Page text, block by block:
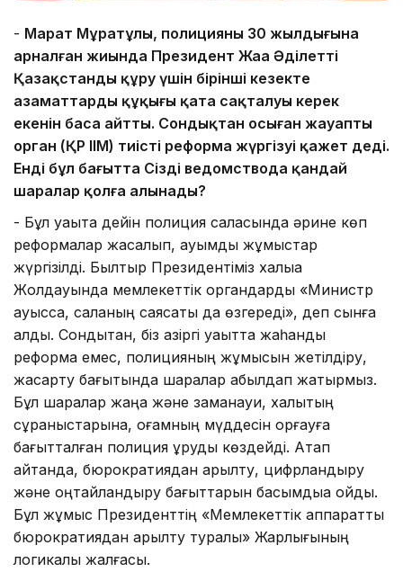
- Марат Мұратұлы, полицияның 30 жылдығына
арналған жиында Президент Жаңа Әділетті
Қазақстанды құру үшін бірінші кезекте
азаматтардың құқығы қатаң сақталуы керек
екенін баса айтты. Сондықтан осыған жауапты
орган (ҚР ІІМ) тиісті реформа жүргізуі қажет деді.
Енді бұл бағытта Сіздің ведомствода қандай
шаралар қолға алынады?
- Бұл уақытқа дейін полиция саласында әрине көп
реформалар жасалып, ауқымды жұмыстар
жүргізілді. Былтыр Президентіміз халыққа
Жолдауында мемлекеттік органдарды «Министр
ауысса, саланың саясаты да өзгереді», деп сынға
алды. Сондықтан, біз қазіргі уақытта жаһанды
реформа емес, полицияның жұмысын жетілдіру,
жақсарту бағытында шаралар қабылдап жатырмыз.
Бұл шаралар жаңа және заманауи, халықтың
сұраныстарына, қоғамның мүддесін қорғауға
бағытталған полиция құруды көздейді. Атап
айтқанда, бюрократиядан арылту, цифрландыру
және оңтайландыру бағыттарын басымдыққа қойдық.
Бұл жұмыс Президенттің «Мемлекеттік аппаратты
бюрократиядан арылту туралы» Жарлығының
логикалық жалғасы.